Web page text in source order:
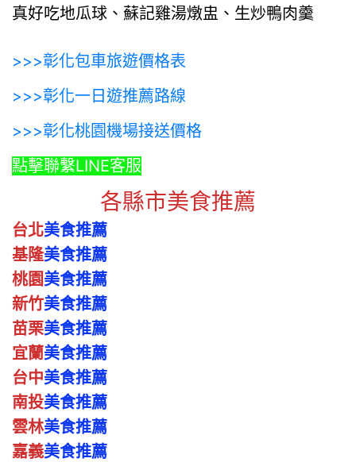
真好吃地瓜球、蘇記雞湯燉盅、生炒鴨肉羹
>>>彰化包車旅遊價格表
>>>彰化一日遊推薦路線
>>>彰化桃園機場接送價格
點擊聯繫LINE客服
各縣市美食推薦
台北美食推薦
基隆美食推薦
桃園美食推薦
新竹美食推薦
苗栗美食推薦
宜蘭美食推薦
台中美食推薦
南投美食推薦
雲林美食推薦
嘉義美食推薦